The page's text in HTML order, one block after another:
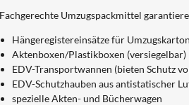
Fachgerechte Umzugspackmittel
Hängeregistereinsätze für
Aktenboxen/Plastikboxen (versiegelbar)
EDV-Transportwannen (bieten Schutz
EDV-Schutzhauben aus antistatischer
spezielle Akten- und Bücherwagen